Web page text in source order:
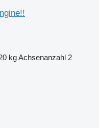
kgAchsenanzahl 2